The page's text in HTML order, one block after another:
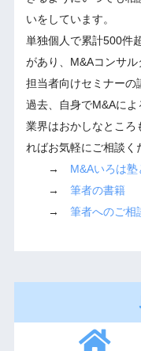
いをしています。
単独個人で累計500件
があり、M&Aコンサ
担当者向けセミナーの
過去、自身でM&Aに
業界はおかしなところ
ればお気軽にご相談く
→ M&Aいろは塾
→ 筆者の書籍
→ 筆者へのご相